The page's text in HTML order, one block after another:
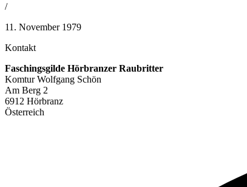
/
11. November 1979
Kontakt
Faschingsgilde Hörbranzer Raubritter
Komtur Wolfgang Schön
Am Berg 2
6912 Hörbranz
Österreich